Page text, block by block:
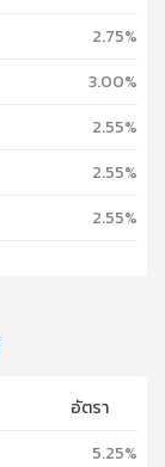
2.75%
3.00%
2.55%
2.55%
2.55%
อัตรา
5.25%